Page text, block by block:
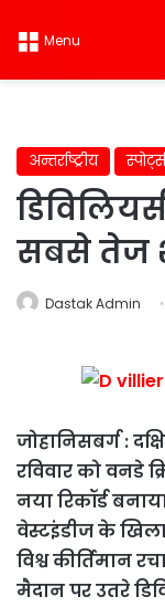
Menu
अन्तर्राष्ट्रीय स्पोर्ट्स
सबसे तेज
Dastak Admin
जोहानिसबर्ग :
रविवार को
नया रिकॉर्ड
वेस्टइंडीज के
विश्व कीर्तिमान
मैदान पर उतरे